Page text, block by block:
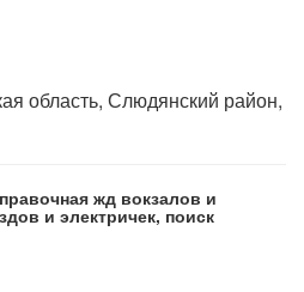
область, Слюдянский район,
жд вокзалов и
и электричек, поиск